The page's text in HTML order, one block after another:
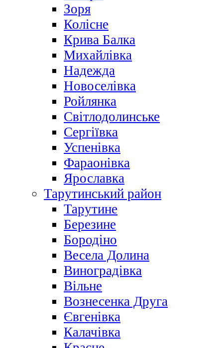
Зоря
Колісне
Крива Балка
Михайлівка
Надежда
Новоселівка
Ройлянка
Світлодолинське
Сергіївка
Успенівка
Фараонівка
Ярославка
Тарутинський район
Тарутине
Березине
Бородіно
Весела Долина
Виноградівка
Вільне
Вознесенка Друга
Євгенівка
Калачівка